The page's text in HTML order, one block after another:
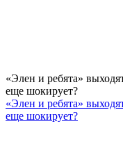
«Элен и ребята»
еще шокирует?
«Элен и ребята»
еще шокирует?